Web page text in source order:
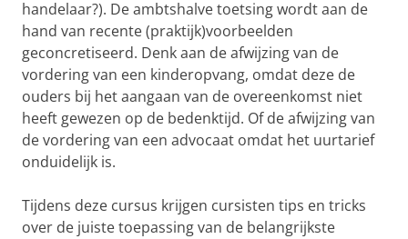
handelaar?). De ambtshalve toetsing wordt aan de
hand van recente (praktijk)voorbeelden
geconcretiseerd. Denk aan de afwijzing van de
vordering van een kinderopvang, omdat deze de
ouders bij het aangaan van de overeenkomst niet
heeft gewezen op de bedenktijd. Of de afwijzing van
de vordering van een advocaat omdat het uurtarief
onduidelijk is.
Tijdens deze cursus krijgen cursisten tips en tricks
over de juiste toepassing van de belangrijkste